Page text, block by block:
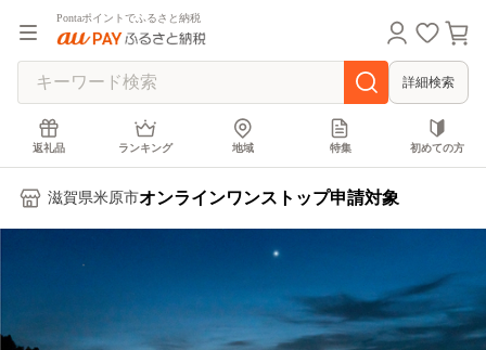
Pontaポイントでふるさと納税
詳細検索
返礼品 ランキング 地域 特集 初めての方
滋賀県米原市オンラインワンストップ申請対象